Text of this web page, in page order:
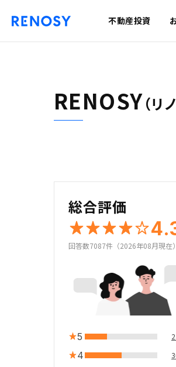
不動産投資
RENOSY（リ
総合評価
回答数7087件（2026年08月現在）
5
4